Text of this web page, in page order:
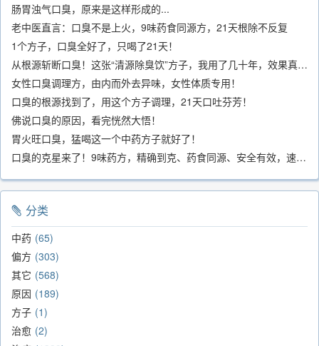
肠胃浊气口臭，原来是这样形成的...
老中医直言：口臭不是上火，9味药食同源方，21天根除不反复
1个方子，口臭全好了，只喝了21天！
从根源斩断口臭！这张“清源除臭饮”方子，我用了几十年，效果真不错
女性口臭调理方，由内而外去异味，女性体质专用！
口臭的根源找到了，用这个方子调理，21天口吐芬芳！
佛说口臭的原因，看完恍然大悟！
胃火旺口臭，猛喝这一个中药方子就好了！
口臭的克星来了！9味药方，精确到克、药食同源、安全有效，速看！
分类
中药 65
偏方 303
其它 568
原因 189
方子 1
治愈 2